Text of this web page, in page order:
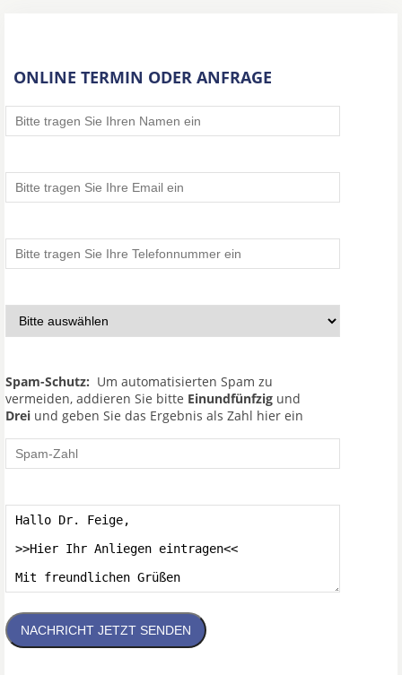
ONLINE TERMIN ODER ANFRAGE
Spam-Schutz: Um automatisierten Spam zu
vermeiden, addieren Sie bitte Einundfünfzig und
Drei und geben Sie das Ergebnis als Zahl hier ein
NACHRICHT JETZT SENDEN